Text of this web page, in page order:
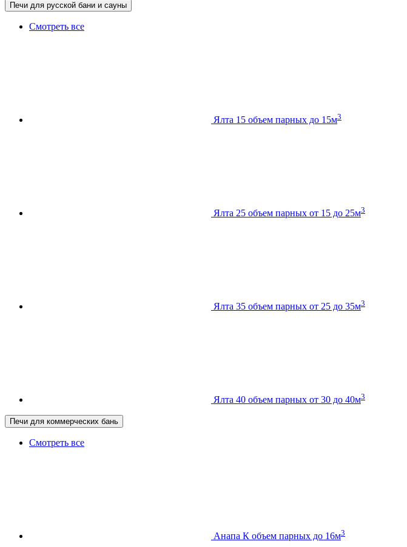
Печи для русской бани и сауны
Смотреть все
Ялта 15 объем парных до 15м3
Ялта 25 объем парных от 15 до 25м3
Ялта 35 объем парных от 25 до 35м3
Ялта 40 объем парных от 30 до 40м3
Печи для коммерческих бань
Смотреть все
Анапа К объем парных до 16м3